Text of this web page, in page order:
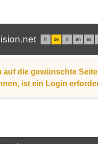
fr de it en es
auf die gewünschte
ist ein Login